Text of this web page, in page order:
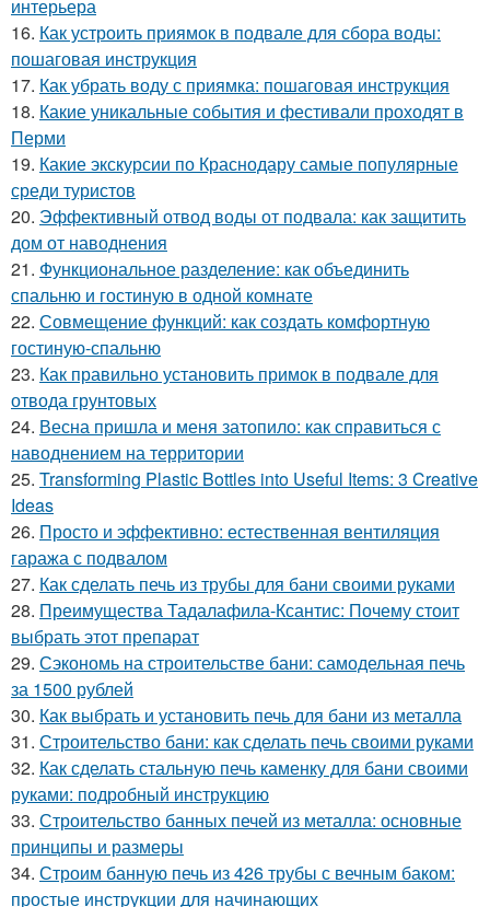
интерьера
16. Как устроить приямок в подвале для сбора воды:
пошаговая инструкция
17. Как убрать воду с приямка: пошаговая инструкция
18. Какие уникальные события и фестивали проходят в
Перми
19. Какие экскурсии по Краснодару самые популярные
среди туристов
20. Эффективный отвод воды от подвала: как защитить
дом от наводнения
21. Функциональное разделение: как объединить
спальню и гостиную в одной комнате
22. Совмещение функций: как создать комфортную
гостиную-спальню
23. Как правильно установить примок в подвале для
отвода грунтовых
24. Весна пришла и меня затопило: как справиться с
наводнением на территории
25. Transforming Plastic Bottles into Useful Items: 3 Creative
Ideas
26. Просто и эффективно: естественная вентиляция
гаража с подвалом
27. Как сделать печь из трубы для бани своими руками
28. Преимущества Тадалафила-Ксантис: Почему стоит
выбрать этот препарат
29. Сэкономь на строительстве бани: самодельная печь
за 1500 рублей
30. Как выбрать и установить печь для бани из металла
31. Строительство бани: как сделать печь своими руками
32. Как сделать стальную печь каменку для бани своими
руками: подробный инструкцию
33. Строительство банных печей из металла: основные
принципы и размеры
34. Строим банную печь из 426 трубы с вечным баком:
простые инструкции для начинающих